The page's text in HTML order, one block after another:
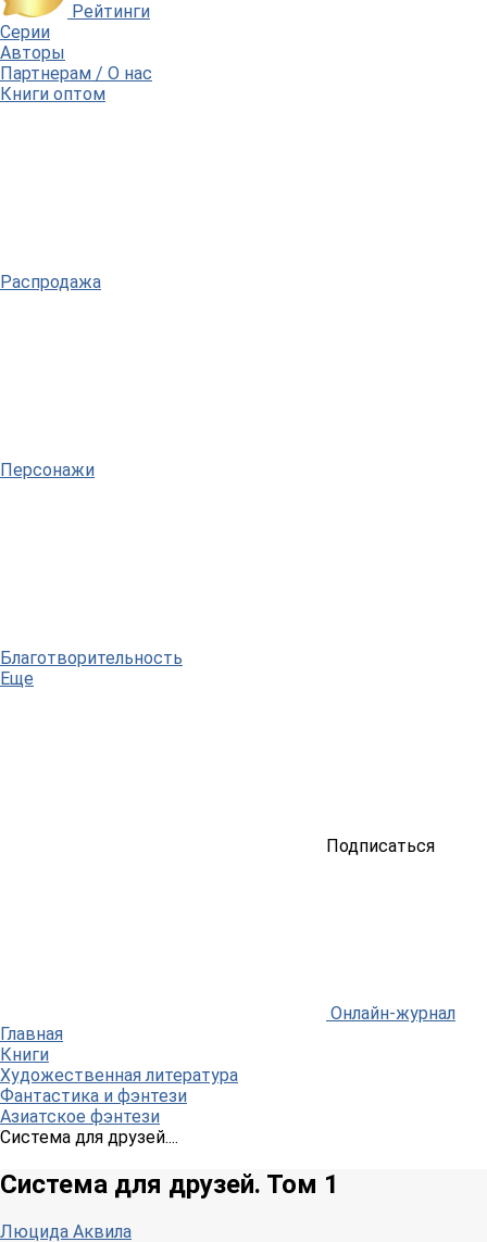
Рейтинги
Серии
Авторы
Партнерам / О нас
Книги оптом
Распродажа
Персонажи
Благотворительность
Еще
Подписаться
Онлайн-журнал
Главная
Книги
Художественная литература
Фантастика и фэнтези
Азиатское фэнтези
Система для друзей....
Система для друзей. Том 1
Люцида Аквила